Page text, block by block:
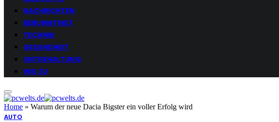
NACHRICHTEN
BERUHMTHEIT
TECHNIK
GESUNDHEIT
UNTERHALTUNG
WIE ZU
Home » Warum der neue Dacia Bigster ein voller Erfolg wird
AUTO